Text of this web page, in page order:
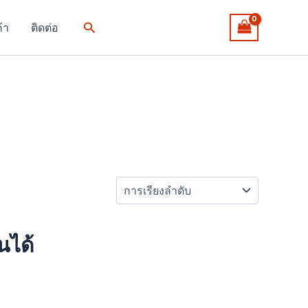
ติดต่อ Search
ได้